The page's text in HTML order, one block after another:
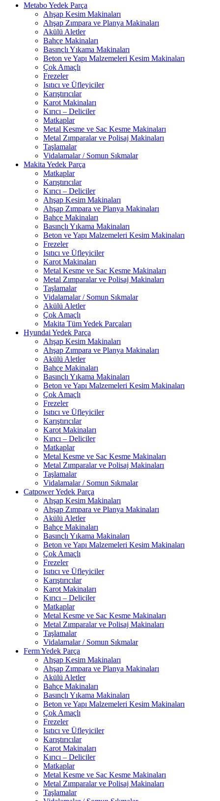
Metabo Yedek Parça
Ahşap Kesim Makinaları
Ahşap Zımpara ve Planya Makinaları
Akülü Aletler
Bahçe Makinaları
Basınçlı Yıkama Makinaları
Beton ve Yapı Malzemeleri Kesim Makinaları
Çok Amaçlı
Frezeler
Isıtıcı ve Üfleyiciler
Karıştırıcılar
Karot Makinaları
Kırıcı – Deliciler
Matkaplar
Metal Kesme ve Sac Kesme Makinaları
Metal Zımparalar ve Polisaj Makinaları
Taşlamalar
Vidalamalar / Somun Sıkmalar
Makita Yedek Parça
Matkaplar
Karıştırıcılar
Kırıcı – Deliciler
Ahşap Kesim Makinaları
Ahşap Zımpara ve Planya Makinaları
Bahçe Makinaları
Basınçlı Yıkama Makinaları
Beton ve Yapı Malzemeleri Kesim Makinaları
Frezeler
Isıtıcı ve Üfleyiciler
Karot Makinaları
Metal Kesme ve Sac Kesme Makinaları
Metal Zımparalar ve Polisaj Makinaları
Taşlamalar
Vidalamalar / Somun Sıkmalar
Akülü Aletler
Çok Amaçlı
Makita Tüm Yedek Parçaları
Hyundai Yedek Parça
Ahşap Kesim Makinaları
Ahşap Zımpara ve Planya Makinaları
Akülü Aletler
Bahçe Makinaları
Basınçlı Yıkama Makinaları
Beton ve Yapı Malzemeleri Kesim Makinaları
Çok Amaçlı
Frezeler
Isıtıcı ve Üfleyiciler
Karıştırıcılar
Karot Makinaları
Kırıcı – Deliciler
Matkaplar
Metal Kesme ve Sac Kesme Makinaları
Metal Zımparalar ve Polisaj Makinaları
Taşlamalar
Vidalamalar / Somun Sıkmalar
Catpower Yedek Parça
Ahşap Kesim Makinaları
Ahşap Zımpara ve Planya Makinaları
Akülü Aletler
Bahçe Makinaları
Basınçlı Yıkama Makinaları
Beton ve Yapı Malzemeleri Kesim Makinaları
Çok Amaçlı
Frezeler
Isıtıcı ve Üfleyiciler
Karıştırıcılar
Karot Makinaları
Kırıcı – Deliciler
Matkaplar
Metal Kesme ve Sac Kesme Makinaları
Metal Zımparalar ve Polisaj Makinaları
Taşlamalar
Vidalamalar / Somun Sıkmalar
Ferm Yedek Parça
Ahşap Kesim Makinaları
Ahşap Zımpara ve Planya Makinaları
Akülü Aletler
Bahçe Makinaları
Basınçlı Yıkama Makinaları
Beton ve Yapı Malzemeleri Kesim Makinaları
Çok Amaçlı
Frezeler
Isıtıcı ve Üfleyiciler
Karıştırıcılar
Karot Makinaları
Kırıcı – Deliciler
Matkaplar
Metal Kesme ve Sac Kesme Makinaları
Metal Zımparalar ve Polisaj Makinaları
Taşlamalar